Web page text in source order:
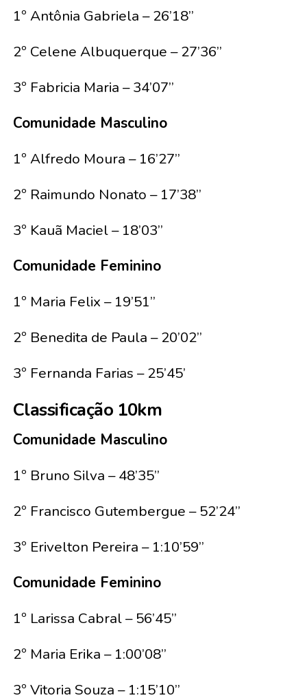
1º Antônia Gabriela – 26’18’’
2º Celene Albuquerque – 27’36’’
3º Fabricia Maria – 34’07’’
Comunidade Masculino
1º Alfredo Moura – 16’27’’
2º Raimundo Nonato – 17’38’’
3º Kauã Maciel – 18’03’’
Comunidade Feminino
1º Maria Felix – 19’51’’
2º Benedita de Paula – 20’02’’
3º Fernanda Farias – 25’45’
Classificação 10km
Comunidade Masculino
1º Bruno Silva – 48’35’’
2º Francisco Gutembergue – 52’24’’
3º Erivelton Pereira – 1:10’59’’
Comunidade Feminino
1º Larissa Cabral – 56’45’’
2º Maria Erika – 1:00’08’’
3º Vitoria Souza – 1:15’10’’